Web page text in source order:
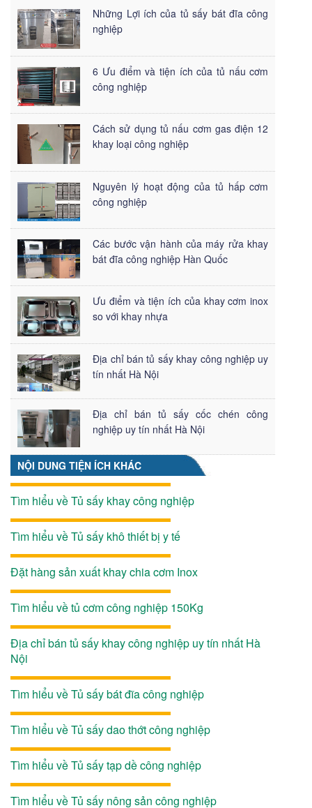
Những Lợi ích của tủ sấy bát đĩa công
nghiệp
6 Ưu điểm và tiện ích của tủ nấu cơm
công nghiệp
Cách sử dụng tủ nấu cơm gas điện 12
khay loại công nghiệp
Nguyên lý hoạt động của tủ hấp cơm
công nghiệp
Các bước vận hành của máy rửa khay
bát đĩa công nghiệp Hàn Quốc
Ưu điểm và tiện ích của khay cơm inox
so với khay nhựa
Địa chỉ bán tủ sấy khay công nghiệp uy
tín nhất Hà Nội
Địa chỉ bán tủ sấy cốc chén công
nghiệp uy tín nhất Hà Nội
NỘI DUNG TIỆN ÍCH KHÁC
Tìm hiểu về Tủ sấy khay công nghiệp
Tìm hiểu về Tủ sấy khô thiết bị y tế
Đặt hàng sản xuất khay chia cơm Inox
Tìm hiểu về tủ cơm công nghiệp 150Kg
Địa chỉ bán tủ sấy khay công nghiệp uy tín nhất Hà
Nội
Tìm hiểu về Tủ sấy bát đĩa công nghiệp
Tìm hiểu về Tủ sấy dao thớt công nghiệp
Tìm hiểu về Tủ sấy tạp dề công nghiệp
Tìm hiểu về Tủ sấy nông sản công nghiệp